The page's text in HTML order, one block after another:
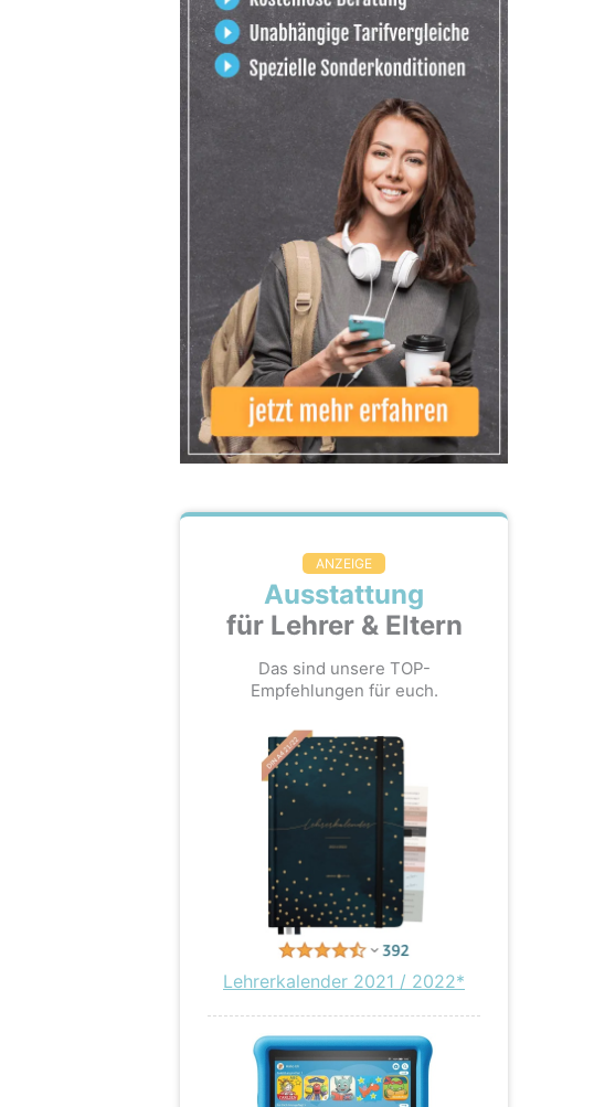
ANZEIGE
Ausstattung
für Lehrer & Eltern
Das sind unsere TOP-
Empfehlungen für euch.
Lehrerkalender 2021 / 2022*